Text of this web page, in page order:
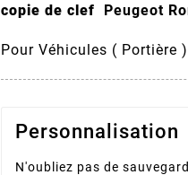
copie de clef Peugeot
Pour Véhicules ( Portière
Personnalisation
N'oubliez pas de